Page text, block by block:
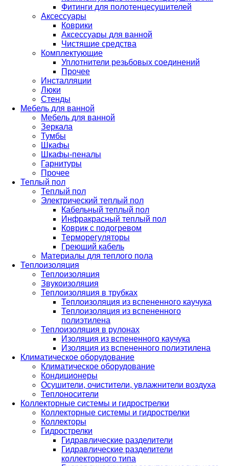
Фитинги для полотенцесушителей
Аксессуары
Коврики
Аксессуары для ванной
Чистящие средства
Комплектующие
Уплотнители резьбовых соединений
Прочее
Инсталляции
Люки
Стенды
Мебель для ванной
Мебель для ванной
Зеркала
Тумбы
Шкафы
Шкафы-пеналы
Гарнитуры
Прочее
Теплый пол
Теплый пол
Электрический теплый пол
Кабельный теплый пол
Инфракрасный теплый пол
Коврик с подогревом
Терморегуляторы
Греющий кабель
Материалы для теплого пола
Теплоизоляция
Теплоизоляция
Звукоизоляция
Теплоизоляция в трубках
Теплоизоляция из вспененного каучука
Теплоизоляция из вспененного
полиэтилена
Теплоизоляция в рулонах
Изоляция из вспененного каучука
Изоляция из вспененного полиэтилена
Климатическое оборудование
Климатическое оборудование
Кондиционеры
Осушители, очистители, увлажнители воздуха
Теплоносители
Коллекторные системы и гидрострелки
Коллекторные системы и гидрострелки
Коллекторы
Гидрострелки
Гидравлические разделители
Гидравлические разделители
коллекторного типа